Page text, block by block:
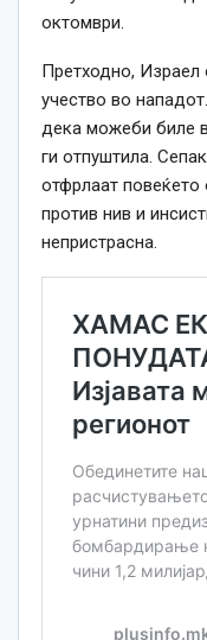
октомври.
Претходно,
учество во
дека можеби биле
ги отпуштила.
отфрлаат
против нив и
непристрасна.